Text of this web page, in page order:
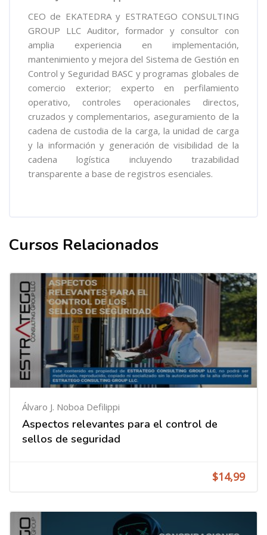
CEO de EKATEDRA y ESTRATEGO CONSULTING
GROUP LLC Auditor, formador y consultor con
amplia experiencia en implementación,
mantenimiento y mejora del Sistema de Gestión en
Control y Seguridad BASC y programas globales de
comercio exterior; experto en perfilamiento
operativo, controles operacionales directos,
cruzados y complementarios, aseguramiento de la
cadena de custodia de la carga, la unidad de carga
y la información y generación de visibilidad de la
cadena logística incluyendo trazabilidad
transparente a base de registros esenciales.
Cursos Relacionados
Álvaro J. Noboa Defilippi
Aspectos relevantes para el control de
sellos de seguridad
$14,99